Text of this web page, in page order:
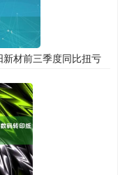
材前三季度同比扭亏